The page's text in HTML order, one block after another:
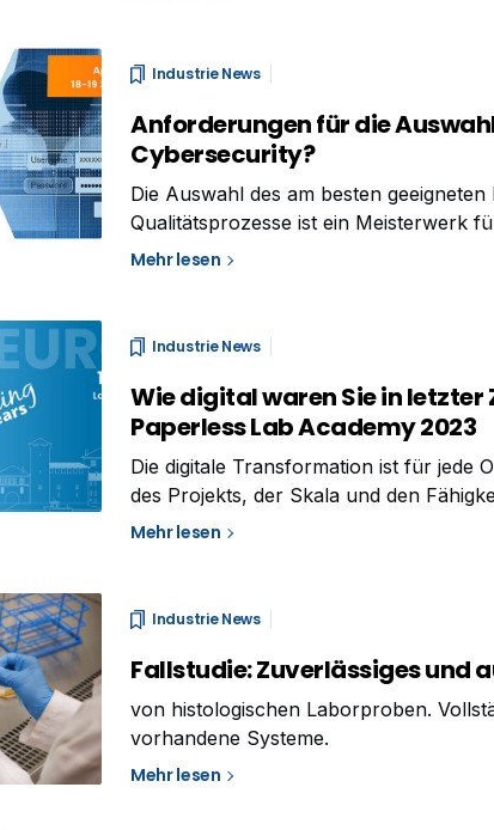
Industrie News
Anforderungen für die
Cybersecurity?
Die Auswahl des am besten
Qualitätsprozesse ist ein Meisterwerk
durchlaufen müssen, wenn Sie in Ihrer
Mehr lesen
Industrie News
Wie digital waren Sie in letzter
Paperless Lab Academy 2023
Die digitale Transformation ist für jede
des Projekts, der Skala und den
Beratungsunternehmen
Mehr lesen
Industrie News
Fallstudie: Zuverlässiges und
von histologischen Laborproben.
vorhandene Systeme.
Mehr lesen